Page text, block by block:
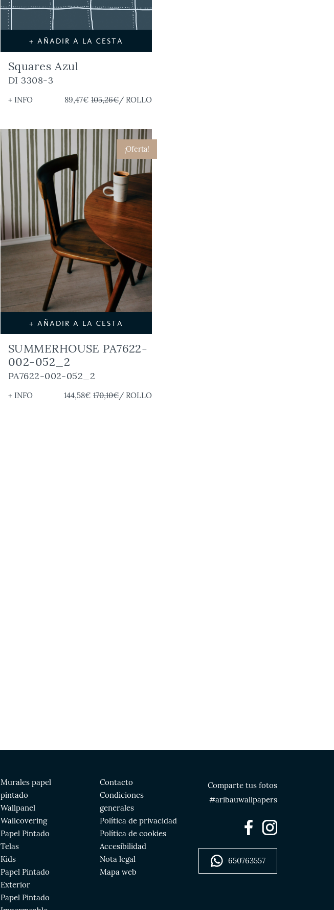
+ AÑADIR A LA CESTA
Squares Azul
DI 3308-3
+ INFO 89,47€ 105,26€/ ROLLO
¡Oferta!
+ AÑADIR A LA CESTA
SUMMERHOUSE PA7622-
002-052_2
PA7622-002-052_2
+ INFO 144,58€ 170,10€/ ROLLO
Murales papel
pintado
Wallpanel
Wallcovering
Papel Pintado
Telas
Kids
Papel Pintado
Exterior
Papel Pintado
Contacto
Condiciones
generales
Política de privacidad
Política de cookies
Accesibilidad
Nota legal
Mapa web
Comparte tus fotos
#aribauwallpapers
650763557